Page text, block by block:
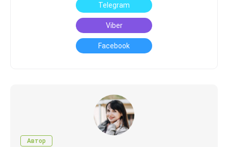
Telegram
Viber
Facebook
Автор